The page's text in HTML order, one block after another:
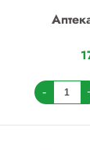
-
товара